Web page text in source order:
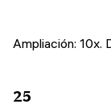
Ampliación: 10x.
25